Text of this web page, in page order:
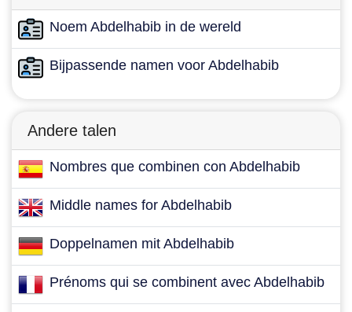
Noem Abdelhabib in de wereld
Bijpassende namen voor Abdelhabib
Andere talen
Nombres que combinen con Abdelhabib
Middle names for Abdelhabib
Doppelnamen mit Abdelhabib
Prénoms qui se combinent avec Abdelhabib